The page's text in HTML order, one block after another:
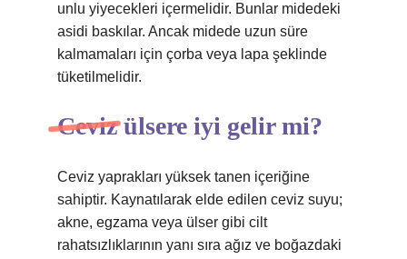
unlu yiyecekleri içermelidir. Bunlar midedeki
asidi baskılar. Ancak midede uzun süre
kalmamaları için çorba veya lapa şeklinde
tüketilmelidir.
Ceviz ülsere iyi gelir mi?
Ceviz yaprakları yüksek tanen içeriğine
sahiptir. Kaynatılarak elde edilen ceviz suyu;
akne, egzama veya ülser gibi cilt
rahatsızlıklarının yanı sıra ağız ve boğazdaki